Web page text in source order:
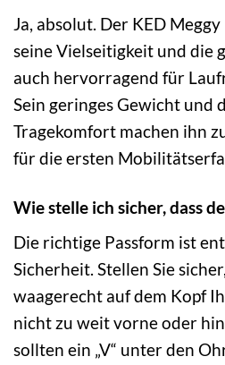
Ja, absolut. Der KED
seine Vielseitigkeit und die
auch hervorragend für
Sein geringes Gewicht und
Tragekomfort machen ihn
für die ersten
Wie stelle ich sicher, dass
Die richtige Passform ist
Sicherheit. Stellen Sie
waagerecht auf dem Kopf
nicht zu weit vorne oder
sollten ein „V“ unter den